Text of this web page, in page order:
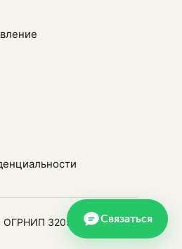
Связаться
ОГРНИП 320574900021450